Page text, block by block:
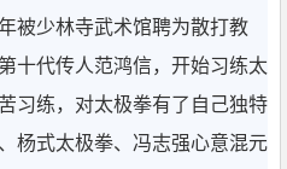
被少林寺武术馆聘为散打教
十代传人范鸿信，开始习练太
习练，对太极拳有了自己独特
杨式太极拳、冯志强心意混元